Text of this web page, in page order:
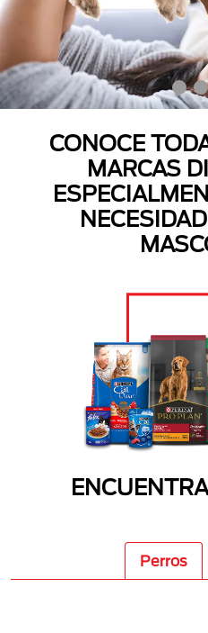
CONOCE
MARCAS
Perros